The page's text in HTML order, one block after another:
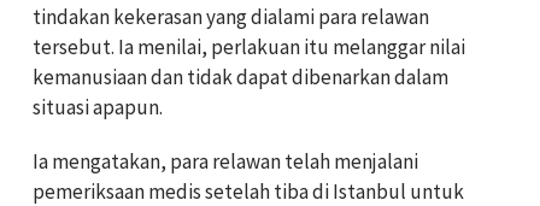
tindakan kekerasan yang dialami para relawan
tersebut. Ia menilai, perlakuan itu melanggar nilai
kemanusiaan dan tidak dapat dibenarkan dalam
situasi apapun.
Ia mengatakan, para relawan telah menjalani
pemeriksaan medis setelah tiba di Istanbul untuk